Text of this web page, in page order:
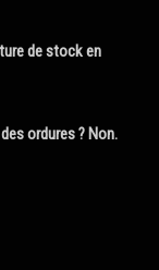
de stock en
ordures ? Non.